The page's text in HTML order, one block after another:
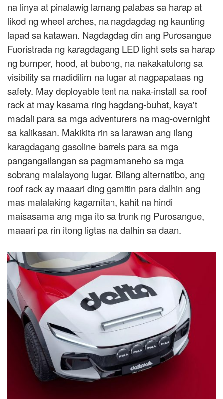
na linya at pinalawig lamang palabas sa harap at
likod ng wheel arches, na nagdagdag ng kaunting
lapad sa katawan. Nagdagdag din ang Purosangue
Fuoristrada ng karagdagang LED light sets sa harap
ng bumper, hood, at bubong, na nakakatulong sa
visibility sa madidilim na lugar at nagpapataas ng
safety. May deployable tent na naka-install sa roof
rack at may kasama ring hagdang-buhat, kaya't
madali para sa mga adventurers na mag-overnight
sa kalikasan. Makikita rin sa larawan ang ilang
karagdagang gasoline barrels para sa mga
pangangailangan sa pagmamaneho sa mga
sobrang malalayong lugar. Bilang alternatibo, ang
roof rack ay maaari ding gamitin para dalhin ang
mas malalaking kagamitan, kahit na hindi
maisasama ang mga ito sa trunk ng Purosangue,
maaari pa rin itong ligtas na dalhin sa daan.